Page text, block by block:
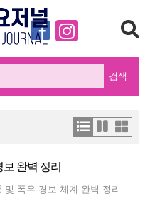
검색
완벽 정리
[특집] "T8발령되면 어떻게?" 홍콩 태풍 및 폭우 경보 체계 완벽 정리 기획·취재: 수요저널 편집국 아열대 해양성 기후에 속한 홍콩은 매년 여름부터 가을철(5월~11월) 사이 다수의 태풍과 집중호우의 영향을 받는다. 홍콩 정부와 천문대(Hong Kong Observatory, HKO)는 기상 재해로 인한 인명 및 재산 피해를 최소화하기 위해 매우 구체적이고 체계적인 경보 시스템을 운용하고 있다. 홍콩에 거주하는 한인 교민, 주재원, 유학생 및 신규 이주민이 안전을 도모하고 출퇴근 및 등교 등 일상생활 차질을 최소화하기 위해 반드시 알아두어야 할 홍콩의 태풍 및 폭우 경보 체계를 종합 정리했다. 1. 홍콩 태풍 경보 체계 (Tropical Cyclone Warning Signals) 홍콩의 태풍 경보는 기호 및 숫자(1, 3, 8, 9, 10)로 구분되며, 각 단계에 따라 사회 전체의 행동 요령과 대중교통 및 관공서 운영 기준이 법적·관습적으로 명확히 정해져 있다. ???? 시그널 8(Signal No. 8) 발생 시 핵심 수칙 사전 경고(Pre-No. 8): 홍콩 천문대는 시그널 8 발령 약 2시간 전에 예보를 발표한다. 이 시점에 기업과 학교는 조기 퇴근 및 하교를 실시한다. 대중교통: MTR 지하철은 배차 간격을 늘려 운행하다 지상 구간 위주로 차단되며, 버스·페리는 운행을 전면 중단한다. 근무 기준: 노동처(Labour Department) 가이드라인에 따라 필수 인력을 제외한 직장인은 즉시 귀가하며, 시그널 8 해제 후 2시간 이내 복귀가 원칙이다(단, 해제 시각이 퇴근 시간 근처인 경우 재택 유지). 2. 홍콩 폭우 경보 체계 (Rainstorm Warning System) 홍콩의 폭우 경보는 색상(황색, 적색, 흑색) 및 뇌우 경보(Thunderstorm Warning)로 구분되며, 강수량의 강도 및 도로 침수·산사태 위험도에 따라 즉각적으로 발령된다. ⚡ 뇌우 경보 (Thunderstorm Warning) 기준: 낙뢰 활동이 예상되거나 진행 중일 때 발령. 조치: 국지성 소나기와 강풍이 동반될 수 있으나, 박물관·쇼핑몰·식당 등 대부분의 실내 시설은 정상 운영된다. (우산/우비 휴대 권장) ???? 황색 폭우 경보 (Amber Rainstorm Warning) 기준: 홍콩 전역에 시간당 30mm 이상의 폭우가 예상되거나 이미 내린 경우. 조치: 저지대 도로 침수 가능성이 있으므로 주의가 필요하다. 대부분의 학교, 대중교통 및 직장은 정상 운영된다. ???? 적색 폭우 경보 (Red Rainstorm Warning) 기준: 시간당 50mm 이상의 Heavy Rain이 지속될 것으로 예상되는 경우. 조치: 산사태 및 심각한 교통 혼잡 위험 증가. 등교 전 발령 시 유치원, 초·중·고등학교는 휴교한다. 이미 등교했거나 출근한 상태라면 건물 내부에서 안전하게 대기해야 한다. ⬛ 흑색 폭우 경보 (Black Rainstorm Warning) 기준: 시간당 70mm 이상의 극단적 폭우. 조치: 매우 위험한 상태로, 저지대 침수와 플래시 플러드(Flash flood)가 발생한다. 모든 외출을 금지하며, 이미 출근한 직장인도 건물 밖으로 나가지 말고 안전한 실내에 머물러야 한다. 3. '극단적 상황(Extreme Conditions)' 지침이란? 2019년 슈퍼태풍 망쿨(Mangkhut)과 2023년 기습적인 폭우 사태 이후 홍콩 정부는 ‘Extreme Conditions(극단적 상황)’ 공표 제도를 보완·강화했다. 발령 시점: 태풍 시그널 8이 해제된 이후에도 대중교통 마비, 도로 파손, 산사태, 대규모 침수 등으로 시민들의 안전한 출퇴근이 불가능하다고 판단될 때 정부가 공표한다. 행동 지침: 'Extreme Conditions'가 유지되는 동안(보통 2시간 단위로 연장 발표)은 시그널 8에 준하여 직장인은 출근 의무가 면제되며 안전한 장소에 대기해야 한다. 4. 교민 및 주재원을 위한 실전 체크리스트 홍콩 천문대 앱(MyObservatory) 설치: Push 알림을 켜두면 태풍 시그널 및 폭우 경보 발령 소식을 가장 빠르게 접할 수 있다. (공식 웹사이트: https://www.hko.gov.hk) 회사 및 학교의 'Typhoon/Rainstorm Policy' 확인: 홍콩의 각 기업과 국제학교/한국학원 등은 자체 비상 가이드라인을 두고 있으므로 사전에 규정을 숙지해야 한다. 주거지 점검: 고층 아파트가 많은 홍콩 특성상 강풍 시 창문 틈새 빗물 유입이 흔하다. 시그널 8 이상 예보 시 테라스/베란다의 물건을 실내로 옮기고 창틀 틈새를 점검한다. 보험 및 차량 관리: 폭우 및 태풍 기간 중 저지대 주차장 침수 피해가 발생할 수 있으므로 주차 위치를 확인하고 종합보험 커버리지를 체크한다. 본 기사는 홍콩 천문대(HKO) 및 홍콩 노동처(Labour Department)의 공식 가이드라인을 바탕으로 작성되었습니다.